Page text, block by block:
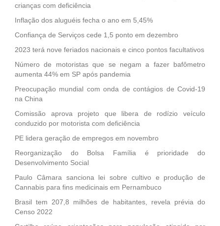
crianças com deficiência
Inflação dos aluguéis fecha o ano em 5,45%
Confiança de Serviços cede 1,5 ponto em dezembro
2023 terá nove feriados nacionais e cinco pontos facultativos
Número de motoristas que se negam a fazer bafômetro
aumenta 44% em SP após pandemia
Preocupação mundial com onda de contágios de Covid-19
na China
Comissão aprova projeto que libera de rodízio veículo
conduzido por motorista com deficiência
PE lidera geração de empregos em novembro
Reorganização do Bolsa Família é prioridade do
Desenvolvimento Social
Paulo Câmara sanciona lei sobre cultivo e produção de
Cannabis para fins medicinais em Pernambuco
Brasil tem 207,8 milhões de habitantes, revela prévia do
Censo 2022